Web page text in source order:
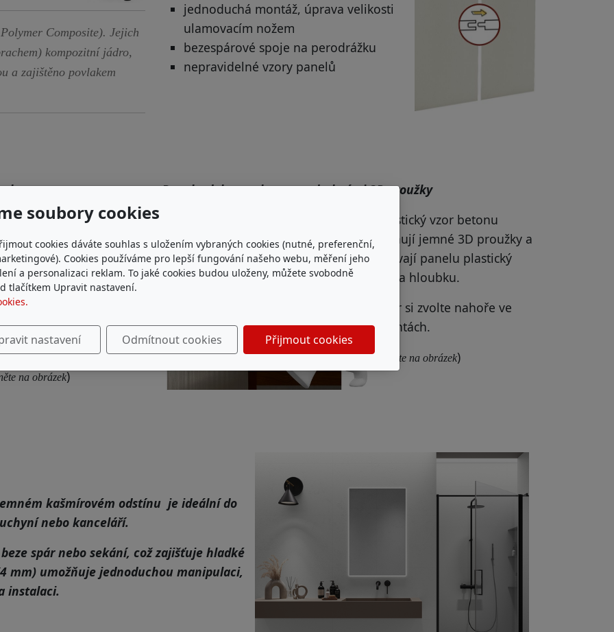
Composite). Jejich
kompozitní jádro,
a zajištěno povlakem
jednoduchá montáž, úprava velikosti
ulamovacím nožem
bezespárové spoje na perodrážku
nepravidelné vzory panelů
betonu
panelu realisticky
jemnou texturu
3D efekt dodává
příjemnou hloubku a
charakter.
si zvolte nahoře ve
na obrázek)
Panel s dekorem betonu s drobnými 3D proužky
Realistický vzor betonu
doplňují jemné 3D proužky a
dodávají panelu plastický
efekt a hloubku.
Dekor si zvolte nahoře ve
variantách.
(Klikněte na obrázek)
kašmírovém odstínu je ideální do
nebo kanceláří.
spár nebo sekání, což zajišťuje hladké
mm) umožňuje jednoduchou manipulaci,
instalaci.
soubory cookies
cookies dáváte souhlas s uložením vybraných cookies (nutné, preferenční,
Cookies používáme pro lepší fungování našeho webu, měření jeho
a personalizaci reklam. To jaké cookies budou uloženy, můžete svobodně
tlačítkem Upravit nastavení.
nastavení Odmítnout cookies Přijmout cookies